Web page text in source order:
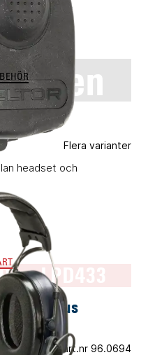
serien
Flera varianter
headset och
LPD433
Plus
Vårt art.nr 96.0694